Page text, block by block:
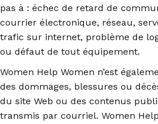
pas à : échec de retard de
courrier électronique, réseau,
trafic sur internet, problème de
ou défaut de tout équipement.
Women Help Women n’est
des dommages, blessures ou
du site Web ou des contenus
transmis par courriel. Women